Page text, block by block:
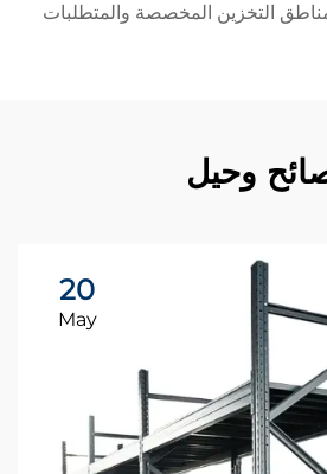
التخزين المخصصة والمتطلبات
وحيل
20
May